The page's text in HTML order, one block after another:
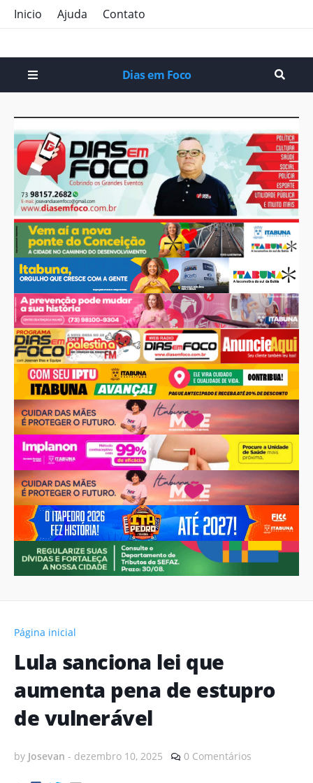
Inicio Ajuda Contato
Dias em Foco
Página inicial
Lula sanciona lei que
aumenta pena de estupro
de vulnerável
by Josevan - dezembro 10, 2025 0 Comentários